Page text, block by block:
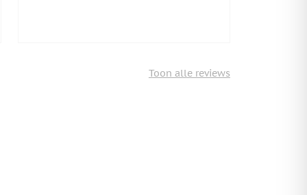
Toon alle reviews